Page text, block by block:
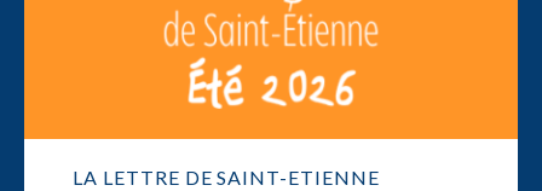
LA LETTRE DE SAINT-ETIENNE